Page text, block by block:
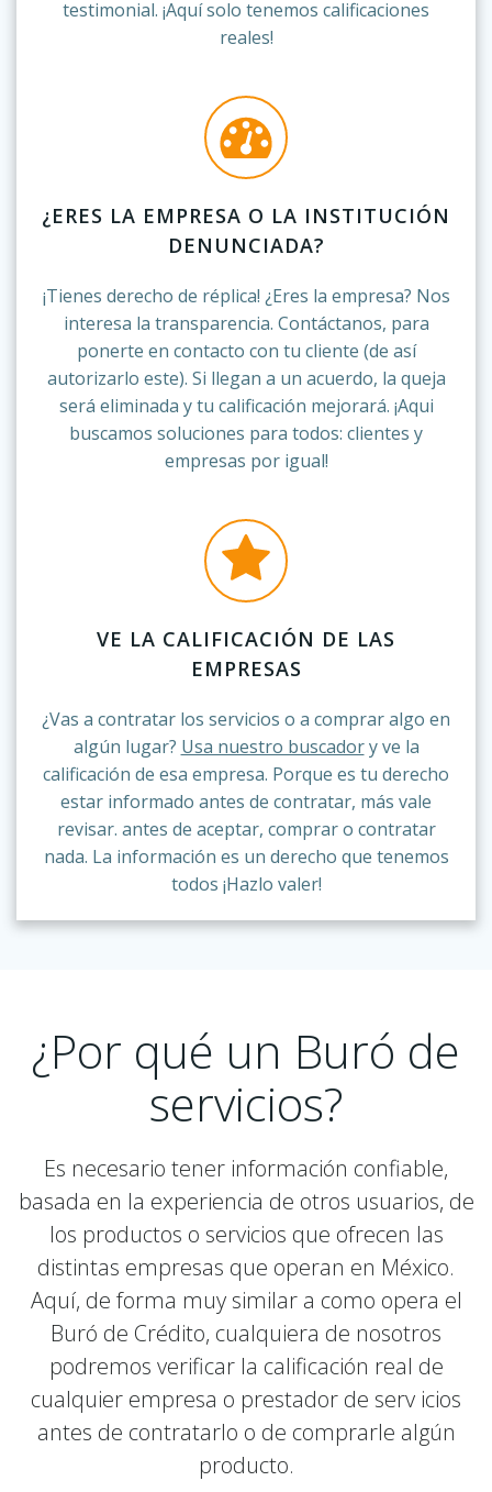
testimonial. ¡Aquí solo tenemos calificaciones
reales!
¿ERES LA EMPRESA O LA INSTITUCIÓN
DENUNCIADA?
¡Tienes derecho de réplica! ¿Eres la empresa? Nos
interesa la transparencia. Contáctanos, para
ponerte en contacto con tu cliente (de así
autorizarlo este). Si llegan a un acuerdo, la queja
será eliminada y tu calificación mejorará. ¡Aqui
buscamos soluciones para todos: clientes y
empresas por igual!
VE LA CALIFICACIÓN DE LAS
EMPRESAS
¿Vas a contratar los servicios o a comprar algo en
algún lugar? Usa nuestro buscadory ve la
calificación de esa empresa. Porque es tu derecho
estar informado antes de contratar, más vale
revisar. antes de aceptar, comprar o contratar
nada. La información es un derecho que tenemos
todos ¡Hazlo valer!
¿Por qué un Buró de
servicios?
Es necesario tener información confiable,
basada en la experiencia de otros usuarios, de
los productos o servicios que ofrecen las
distintas empresas que operan en México.
Aquí, de forma muy similar a como opera el
Buró de Crédito, cualquiera de nosotros
podremos verificar la calificación real de
cualquier empresa o prestador de serv icios
antes de contratarlo o de comprarle algún
producto.